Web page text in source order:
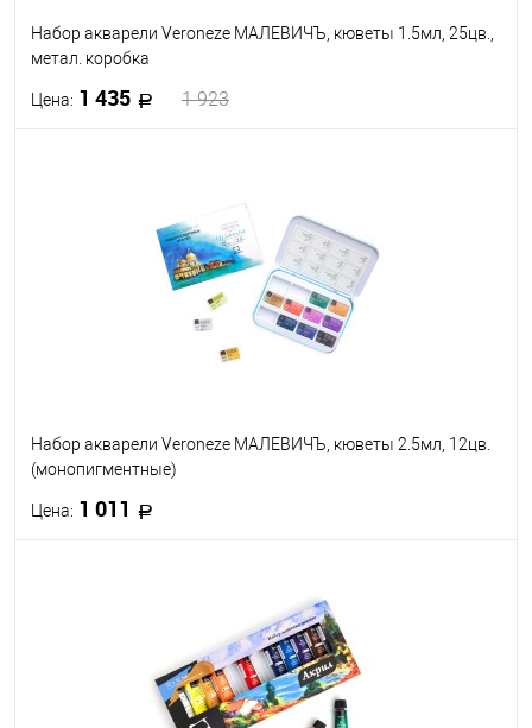
Набор акварели Veroneze МАЛЕВИЧЪ, кюветы 1.5мл, 25цв.,
метал. коробка
Цена: 1 435 1 923
В наличии
Набор акварели Veroneze МАЛЕВИЧЪ, кюветы 2.5мл, 12цв.
(монопигментные)
Цена: 1 011
В наличии